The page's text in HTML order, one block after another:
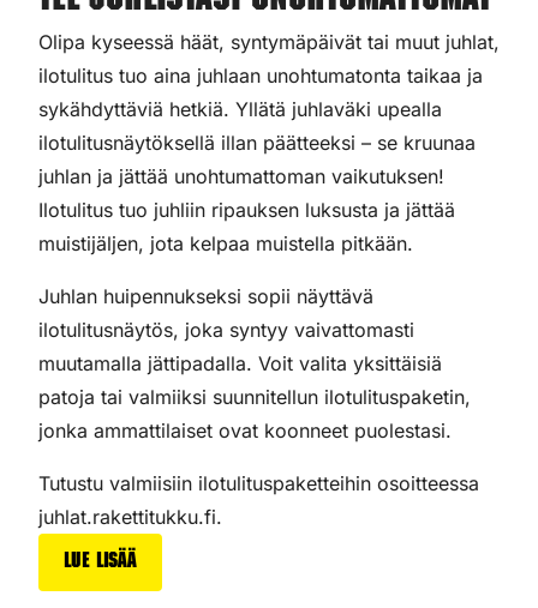
Olipa kyseessä häät, syntymäpäivät tai muut juhlat,
ilotulitus tuo aina juhlaan unohtumatonta taikaa ja
sykähdyttäviä hetkiä. Yllätä juhlaväki upealla
ilotulitusnäytöksellä illan päätteeksi – se kruunaa
juhlan ja jättää unohtumattoman vaikutuksen!
Ilotulitus tuo juhliin ripauksen luksusta ja jättää
muistijäljen, jota kelpaa muistella pitkään.
Juhlan huipennukseksi sopii näyttävä
ilotulitusnäytös, joka syntyy vaivattomasti
muutamalla jättipadalla. Voit valita yksittäisiä
patoja tai valmiiksi suunnitellun ilotulituspaketin,
jonka ammattilaiset ovat koonneet puolestasi.
Tutustu valmiisiin ilotulituspaketteihin osoitteessa
juhlat.rakettitukku.fi.
Lue lisää